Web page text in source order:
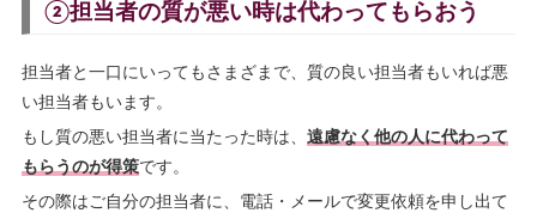
②担当者の質が悪い時は代わってもらおう
担当者と一口にいってもさまざまで、質の良い担当者もいれば悪
い担当者もいます。
もし質の悪い担当者に当たった時は、 遠慮なく他の人に代わって
もらうのが得策です。
その際はご自分の担当者に、電話・メールで変更依頼を申し出て